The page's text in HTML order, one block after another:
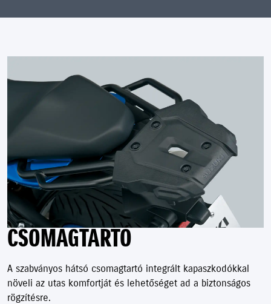
CSOMAGTARTÓ
A szabványos hátsó csomagtartó integrált kapaszkodókkal
növeli az utas komfortját és lehetőséget ad a biztonságos
rögzítésre.